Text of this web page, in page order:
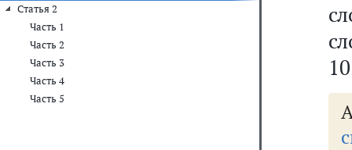
Статья 2
Часть 1
Часть 2
Часть 3
Часть 4
Часть 5